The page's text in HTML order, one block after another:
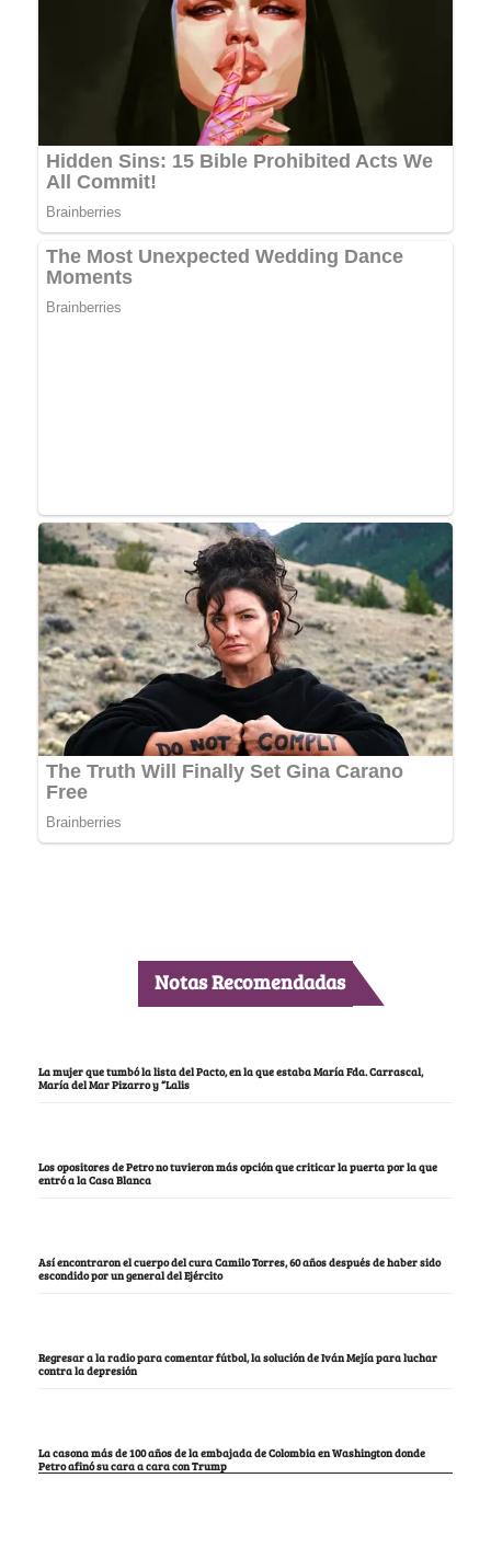
Notas Recomendadas
La mujer que tumbó la lista del Pacto, en la que estaba María Fda. Carrascal,
María del Mar Pizarro y “Lalis
Los opositores de Petro no tuvieron más opción que criticar la puerta por la que
entró a la Casa Blanca
Así encontraron el cuerpo del cura Camilo Torres, 60 años después de haber sido
escondido por un general del Ejército
Regresar a la radio para comentar fútbol, la solución de Iván Mejía para luchar
contra la depresión
La casona más de 100 años de la embajada de Colombia en Washington donde
Petro afinó su cara a cara con Trump